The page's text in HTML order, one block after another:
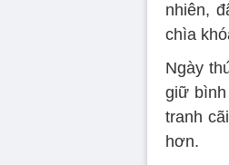
nhiên,
chìa
Ngày
giữ bình
tranh
hơn.